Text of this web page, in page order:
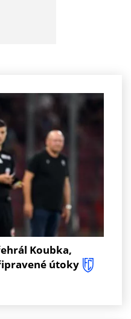
Koubka,
útoky